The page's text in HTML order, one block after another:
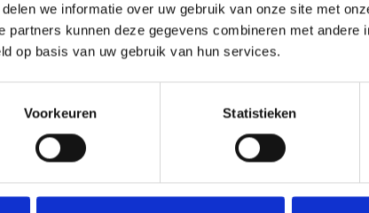
we informatie over uw gebruik van onze site met
partners kunnen deze gegevens combineren met andere
op basis van uw gebruik van hun services.
Voorkeuren Statistieken
voor. Wij denken graag met je mee over wat jou
achter. We nemen binnen twee werkdagen
Omgeving Kind